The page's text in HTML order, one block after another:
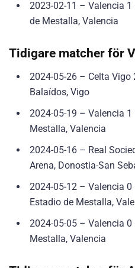
2023-02-11 – Valencia
de Mestalla, Valencia
Tidigare matcher för
2024-05-26 – Celta
Balaídos, Vigo
2024-05-19 – Valencia
Mestalla, Valencia
2024-05-16 – Real
Arena, Donostia-San
2024-05-12 – Valencia
Estadio de Mestalla,
2024-05-05 – Valencia
Mestalla, Valencia